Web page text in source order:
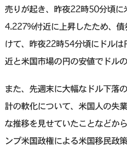
売りが起き、昨夜22時50分頃に
4.227%付近に上昇したため、
けて、昨夜22時54分頃にドル
近と米国市場の円の安値でドル
また、先週末に大幅なドル下落
計の軟化について、米国人の失
な推移を見せていたことなどか
ンプ米国政権による米国移民政